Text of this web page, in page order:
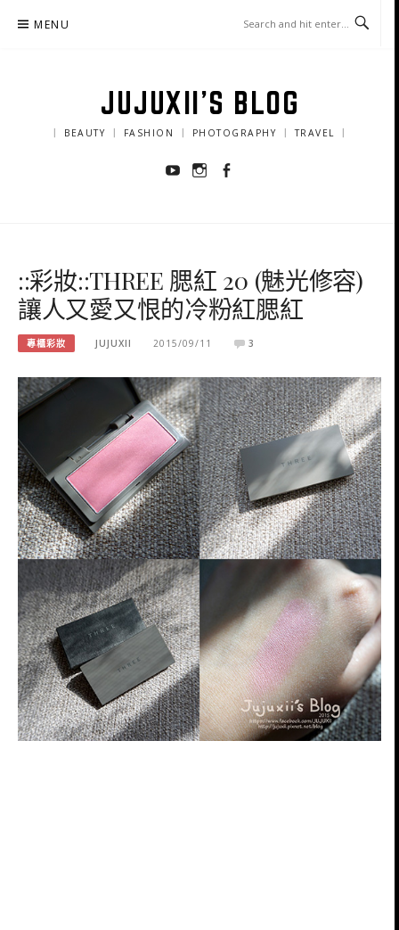
MENU
JUJUXII'S BLOG
｜ BEAUTY ｜ FASHION ｜ PHOTOGRAPHY ｜ TRAVEL ｜
YoutubeInstagram
::彩妝::THREE 腮紅 20 (魅光修容)
讓人又愛又恨的冷粉紅腮紅
專櫃彩妝 JUJUXII 2015/09/11 3